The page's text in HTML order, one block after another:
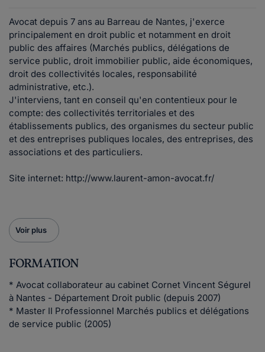
Avocat depuis 7 ans au Barreau de Nantes, j'exerce
principalement en droit public et notamment en droit
public des affaires (Marchés publics, délégations de
service public, droit immobilier public, aide économiques,
droit des collectivités locales, responsabilité
administrative, etc.).
J'interviens, tant en conseil qu'en contentieux pour le
compte: des collectivités territoriales et des
établissements publics, des organismes du secteur public
et des entreprises publiques locales, des entreprises, des
associations et des particuliers.
Site internet: http://www.laurent-amon-avocat.fr/
Voir plus
FORMATION
* Avocat collaborateur au cabinet Cornet Vincent Ségurel
à Nantes - Département Droit public (depuis 2007)
* Master II Professionnel Marchés publics et délégations
de service public (2005)